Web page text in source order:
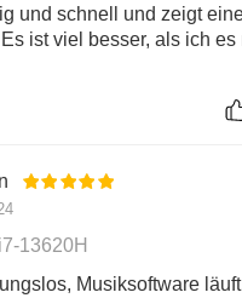
und schnell und zeigt
ist viel besser, als ich es
13620H
Musiksoftware